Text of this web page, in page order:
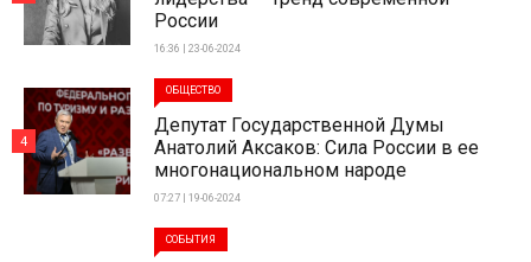
России
16:36 | 23-06-2024
ОБЩЕСТВО
Депутат Государственной Думы
Анатолий Аксаков: Сила России в ее
многонациональном народе
07:27 | 19-06-2024
4
СОБЫТИЯ